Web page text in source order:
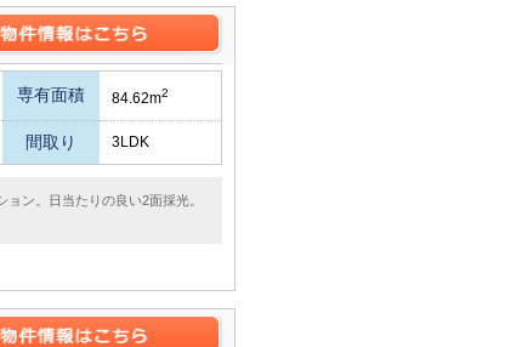
専有面積 84.62m2
間取り 3LDK
ン。日当たりの良い2面採光。